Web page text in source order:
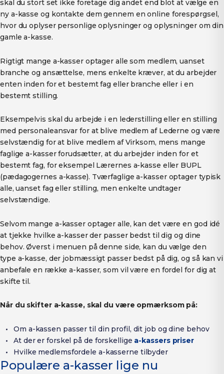
skal du stort set ikke foretage dig andet end blot at vælge en
ny a-kasse og kontakte dem gennem en online forespørgsel,
hvor du oplyser personlige oplysninger og oplysninger om din
gamle a-kasse.
Rigtigt mange a-kasser optager alle som medlem, uanset
branche og ansættelse, mens enkelte kræver, at du arbejder
enten inden for et bestemt fag eller branche eller i en
bestemt stilling.
Eksempelvis skal du arbejde i en lederstilling eller en stilling
med personaleansvar for at blive medlem af Lederne og være
selvstændig for at blive medlem af Virksom, mens mange
faglige a-kasser forudsætter, at du arbejder inden for et
bestemt fag, for eksempel Lærernes a-kasse eller BUPL
(pædagogernes a-kasse). Tværfaglige a-kasser optager typisk
alle, uanset fag eller stilling, men enkelte undtager
selvstændige.
Selvom mange a-kasser optager alle, kan det være en god idé
at tjekke hvilke a-kasser der passer bedst til dig og dine
behov. Øverst i menuen på denne side, kan du vælge den
type a-kasse, der jobmæssigt passer bedst på dig, og så kan vi
anbefale en række a-kasser, som vil være en fordel for dig at
skifte til.
Når du skifter a-kasse, skal du være opmærksom på:
Om a-kassen passer til din profil, dit job og dine behov
At der er forskel på de forskellige a-kassers priser
Hvilke medlemsfordele a-kasserne tilbyder
Populære a-kasser lige nu